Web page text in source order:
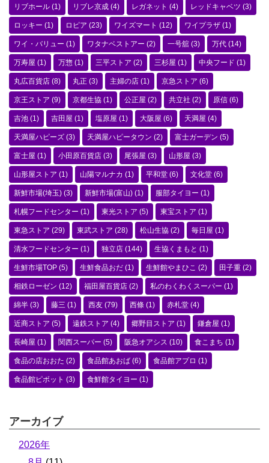
リブホール (1) リブレ京成 (4) レガネット (4) レッドキャベツ (3)
ロッキー (1) ロピア (23) ワイズマート (12) ワイプラザ (1)
ワイ・バリュー (1) ワタナベストアー (2) 一号舘 (3) 万代 (14)
万寿屋 (1) 万惣 (1) 三平ストア (2) 三杉屋 (1) 中央フード (1)
丸広百貨店 (8) 丸正 (3) 主婦の店 (1) 京急ストア (6)
京王ストア (9) 京都生協 (1) 公正屋 (2) 共立社 (2) 原信 (6)
吉池 (1) 吉田屋 (1) 塩原屋 (1) 大阪屋 (6) 天満屋 (4)
天満屋ハピーズ (3) 天満屋ハピータウン (2) 富士ガーデン (5)
富士屋 (1) 小田原百貨店 (3) 尾張屋 (3) 山形屋 (3)
山形屋ストア (1) 山陽マルナカ (1) 平和堂 (6) 文化堂 (6)
新鮮市場(埼玉) (3) 新鮮市場(富山) (1) 服部タイヨー (1)
札幌フードセンター (1) 東光ストア (5) 東宝ストア (1)
東急ストア (29) 東武ストア (28) 松山生協 (2) 毎日屋 (1)
清水フードセンター (1) 独立店 (144) 生協くまもと (1)
生鮮市場TOP (5) 生鮮食品おだ (1) 生鮮館やまひこ (2) 田子重 (2)
相鉄ローゼン (12) 福田屋百貨店 (2) 私のわくわくスーパー (1)
綿半 (3) 藤三 (1) 西友 (79) 西條 (1) 赤札堂 (4)
近商ストア (5) 遠鉄ストア (4) 郷野目ストア (1) 鎌倉屋 (1)
長崎屋 (1) 関西スーパー (5) 阪急オアシス (10) 食こまち (1)
食品の店おおた (2) 食品館あおば (6) 食品館アプロ (1)
食品館ピボット (3) 食鮮館タイヨー (1)
アーカイブ
2026年